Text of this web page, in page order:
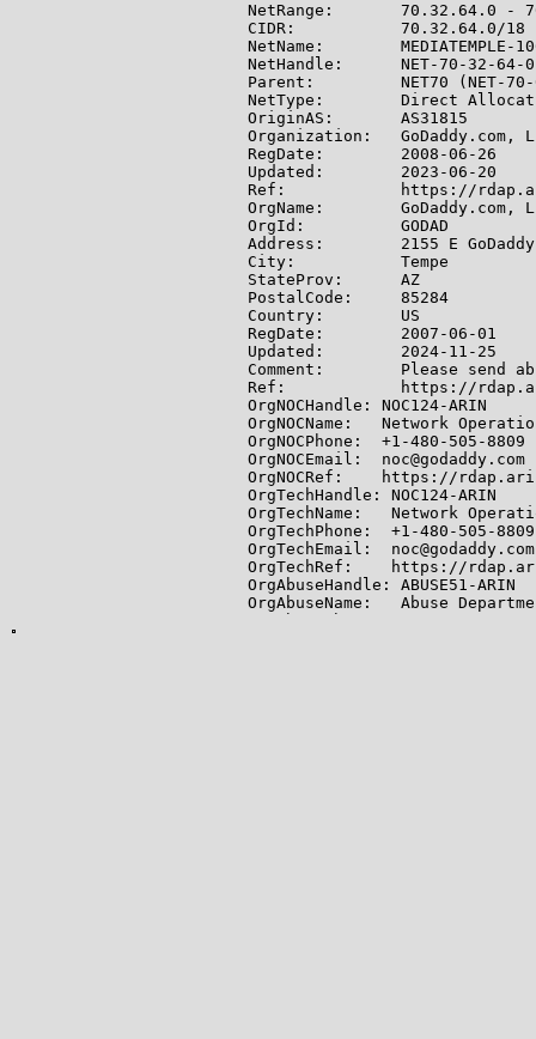
NetRange:       70.32.64.0 -
CIDR:           70.32.64.0/18
NetName:        MEDIATEMPLE-
NetHandle:      NET-70-32-64-
Parent:         NET70 (NET-
NetType:        Direct
OriginAS:       AS31815
Organization:   GoDaddy.com,
RegDate:        2008-06-26
Updated:        2023-06-20
Ref:            https://
OrgName:        GoDaddy.com,
OrgId:          GODAD
Address:        2155 E GoDaddy
City:           Tempe
StateProv:      AZ
PostalCode:     85284
Country:        US
RegDate:        2007-06-01
Updated:        2024-11-25
Comment:        Please send
Ref:            https://
OrgNOCHandle: NOC124-ARIN
OrgNOCName:   Network
OrgNOCPhone:  +1-480-505-8809
OrgNOCEmail:  noc@godaddy.com
OrgNOCRef:    https://
OrgTechHandle: NOC124-ARIN
OrgTechName:   Network
OrgTechPhone:  +1-480-505-8809
OrgTechEmail:  noc@godaddy.com
OrgTechRef:    https://
OrgAbuseHandle: ABUSE51-ARIN
OrgAbuseName:   Abuse